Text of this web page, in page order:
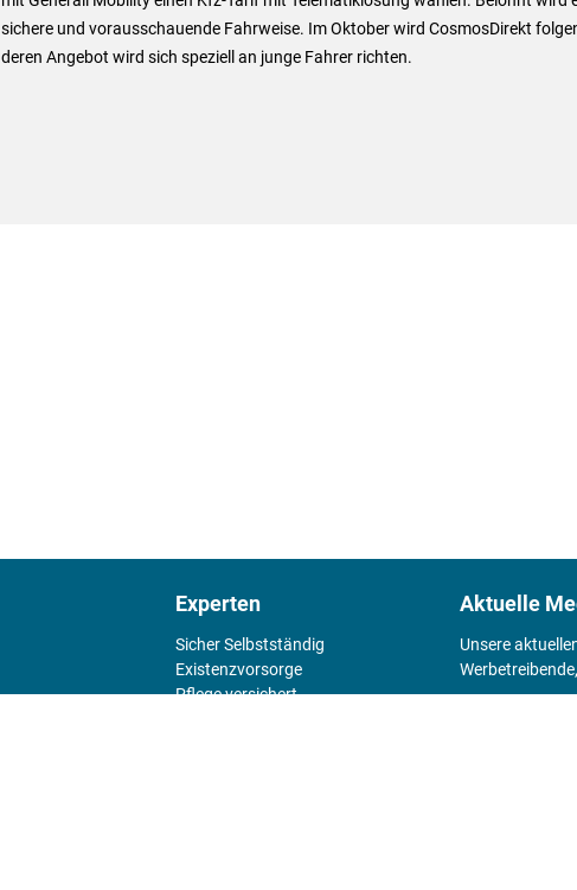
sichere und vorausschauende Fahrweise. Im Oktober wird CosmosDirekt
deren Angebot wird sich speziell an junge Fahrer richten.
Experten
Sicher Selbstständig
Existenz­vorsorge
Pflege versichert
Aktuelle
Unsere